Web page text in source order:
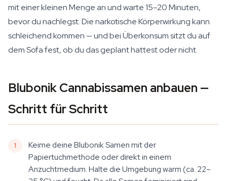
mit einer kleinen Menge an und warte 15–20 Minuten,
bevor du nachlegst. Die narkotische Körperwirkung kann
schleichend kommen — und bei Überkonsum sitzt du auf
dem Sofa fest, ob du das geplant hattest oder nicht.
Blubonik Cannabissamen anbauen —
Schritt für Schritt
Keime deine Blubonik Samen mit der
Papiertuchmethode oder direkt in einem
Anzuchtmedium. Halte die Umgebung warm (ca. 22–